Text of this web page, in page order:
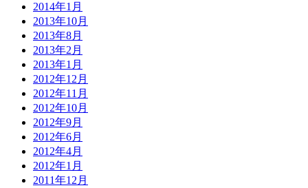
2014年1月
2013年10月
2013年8月
2013年2月
2013年1月
2012年12月
2012年11月
2012年10月
2012年9月
2012年6月
2012年4月
2012年1月
2011年12月